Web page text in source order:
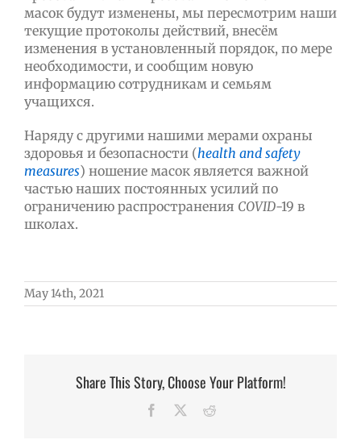
масок будут изменены, мы пересмотрим наши
текущие протоколы действий, внесём
изменения в установленный порядок, по мере
необходимости, и сообщим новую
информацию сотрудникам и семьям
учащихся.
Наряду с другими нашими мерами охраны
здоровья и безопасности (health and safety
measures) ношение масок является важной
частью наших постоянных усилий по
ограничению распространения COVID-19 в
школах.
May 14th, 2021
Share This Story, Choose Your Platform!
Facebook Reddit